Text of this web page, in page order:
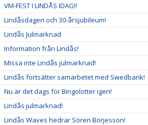
VM-FEST I LINDÅS IDAG!!
Lindåsdagen och 30-årsjubileum!
Lindås Julmarknad
Information från Lindås!
Missa inte Lindås julmarknad!
Lindås fortsätter samarbetet med Swedbank!
Nu är det dags för Bingolotter igen!
Lindås julmarknad!
Lindås Waves hedrar Sören Börjesson!